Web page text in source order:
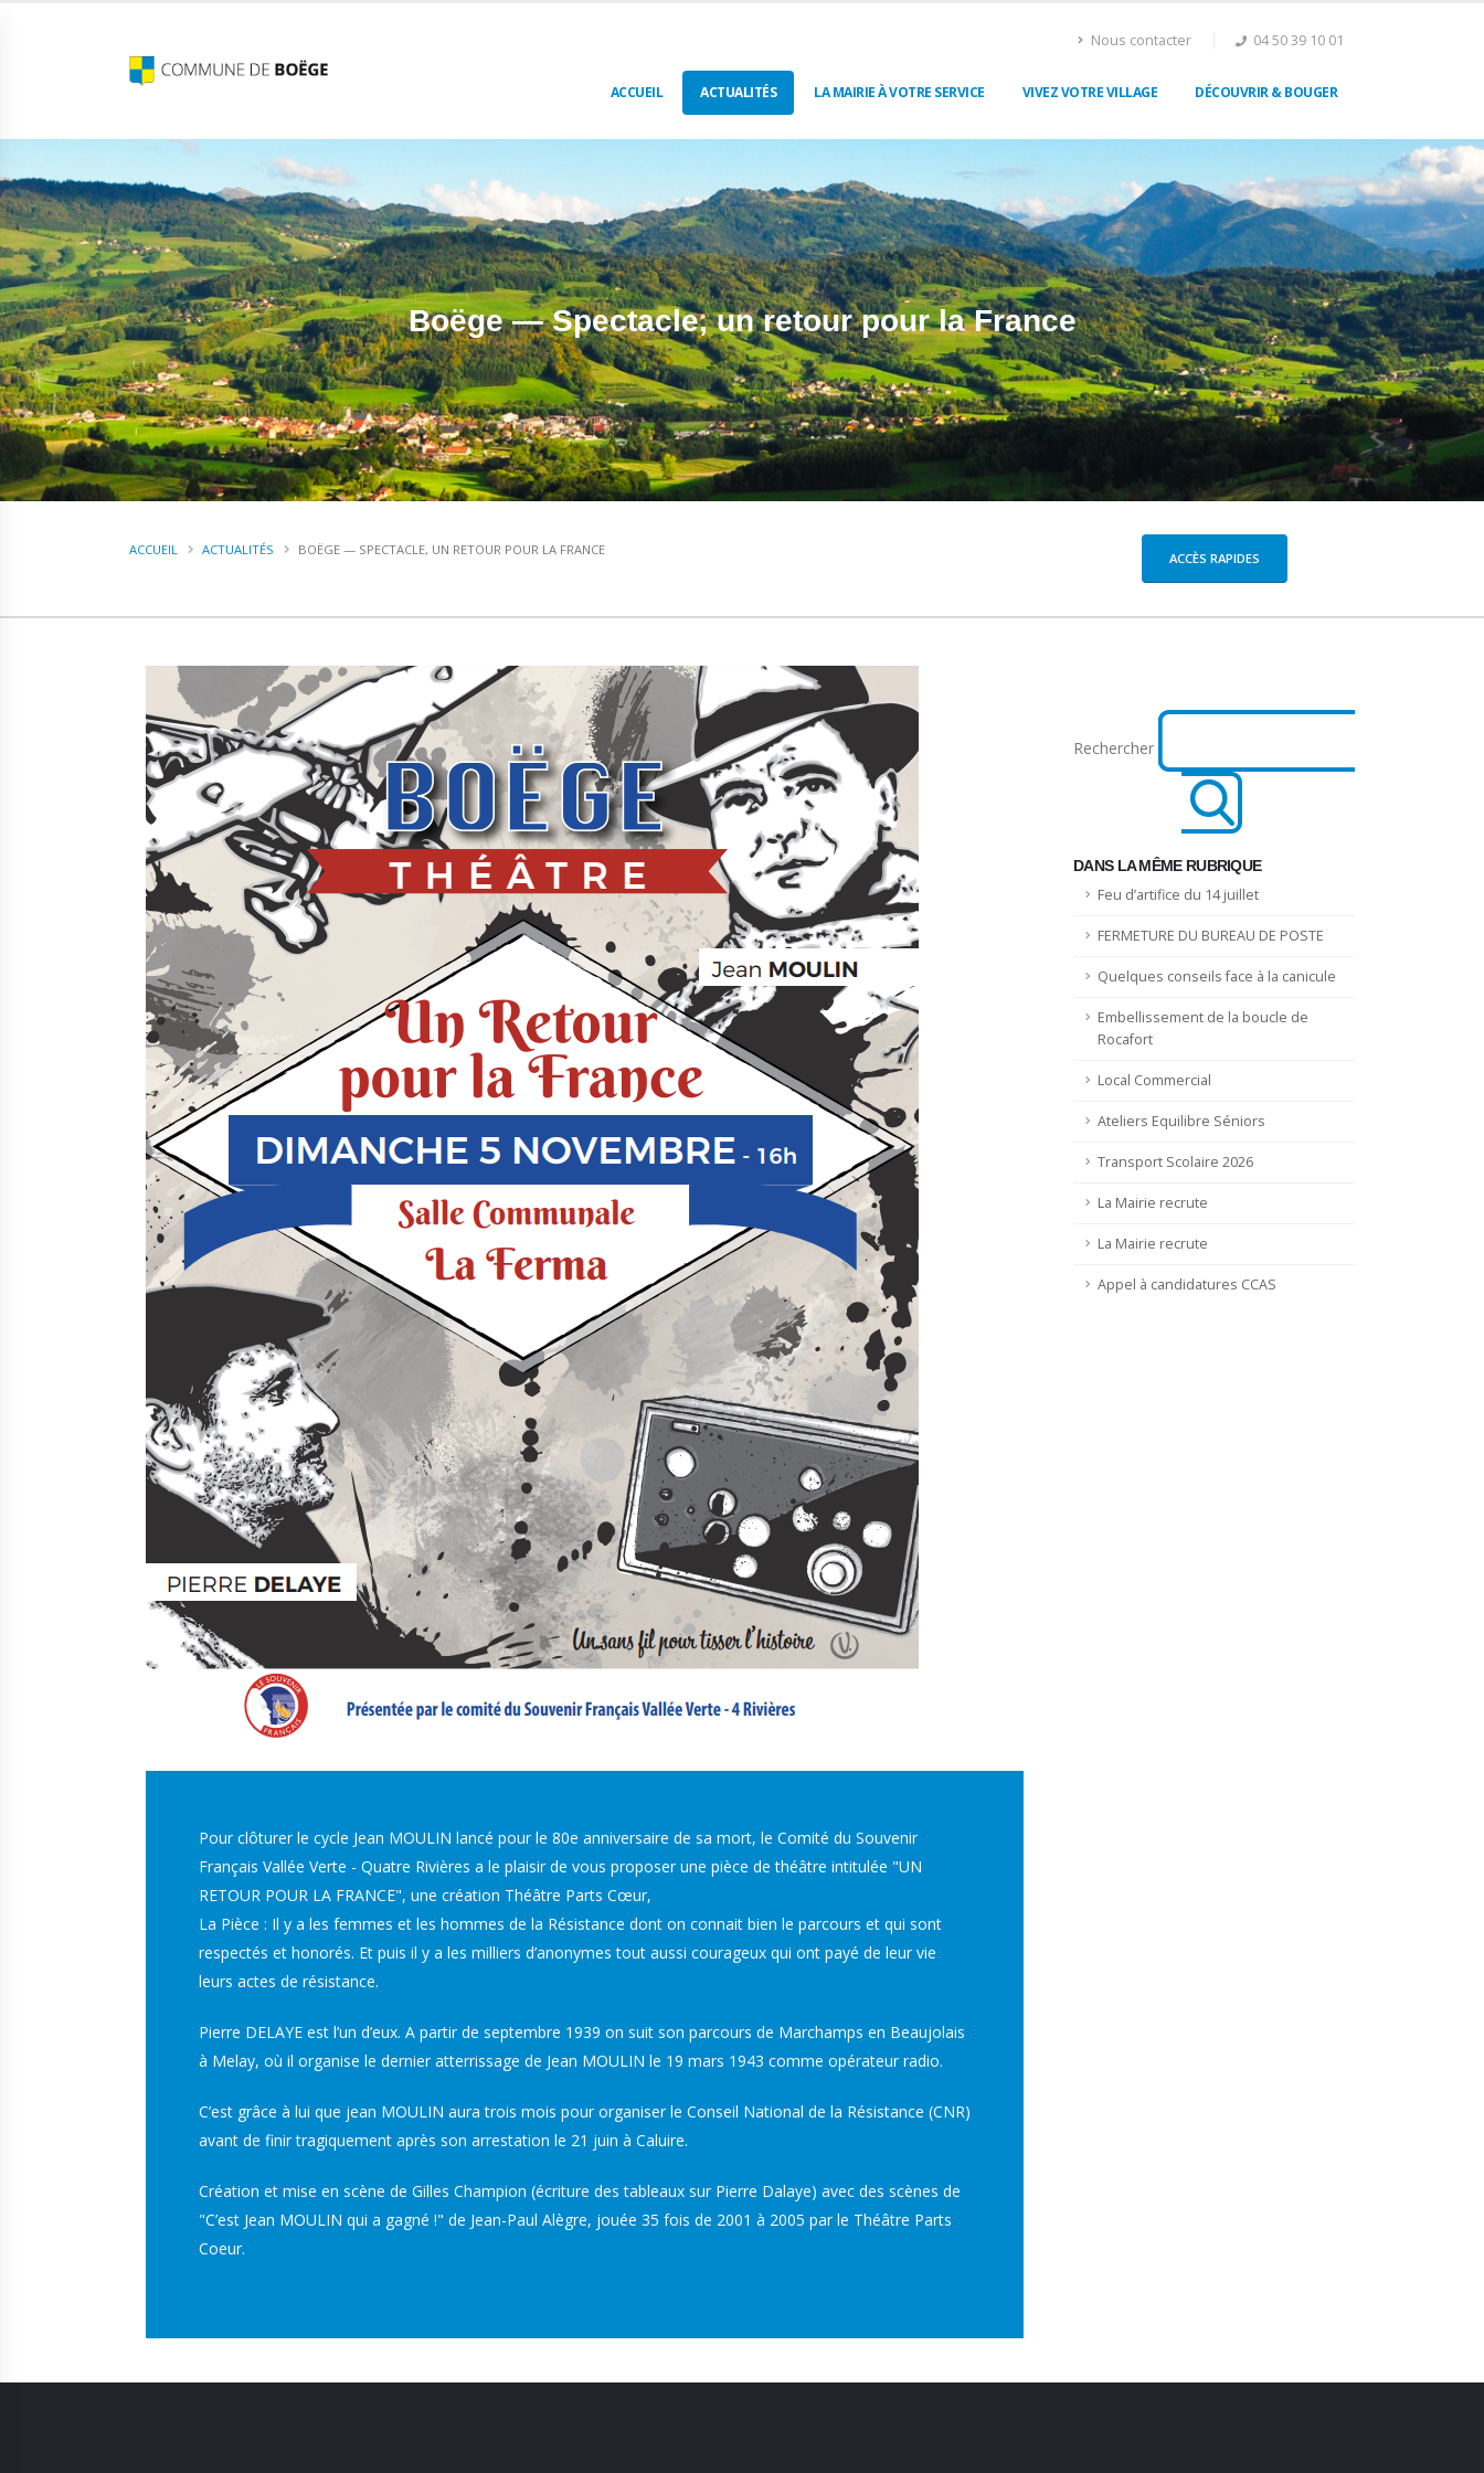
Nous contacter 04 50 39 10 01
ACCUEIL ACTUALITÉS LA MAIRIE À VOTRE SERVICE VIVEZ VOTRE VILLAGE DÉCOUVRIR & BOUGER
Boëge — Spectacle, un retour pour la France
ACCUEIL ACTUALITÉS BOËGE — SPECTACLE, UN RETOUR POUR LA FRANCE
ACCÈS RAPIDES
Pour clôturer le cycle Jean MOULIN lancé pour le 80e anniversaire de sa mort, le Comité du Souvenir
Français Vallée Verte - Quatre Rivières a le plaisir de vous proposer une pièce de théâtre intitulée "UN
RETOUR POUR LA FRANCE", une création Théâtre Parts Cœur,
La Pièce : Il y a les femmes et les hommes de la Résistance dont on connait bien le parcours et qui sont
respectés et honorés. Et puis il y a les milliers d’anonymes tout aussi courageux qui ont payé de leur vie
leurs actes de résistance.
Pierre DELAYE est l’un d’eux. A partir de septembre 1939 on suit son parcours de Marchamps en Beaujolais
à Melay, où il organise le dernier atterrissage de Jean MOULIN le 19 mars 1943 comme opérateur radio.
C’est grâce à lui que jean MOULIN aura trois mois pour organiser le Conseil National de la Résistance (CNR)
avant de finir tragiquement après son arrestation le 21 juin à Caluire.
Création et mise en scène de Gilles Champion (écriture des tableaux sur Pierre Dalaye) avec des scènes de
"C’est Jean MOULIN qui a gagné !" de Jean-Paul Alègre, jouée 35 fois de 2001 à 2005 par le Théâtre Parts
Coeur.
Rechercher
DANS LA MÊME RUBRIQUE
Feu d’artifice du 14 juillet
FERMETURE DU BUREAU DE POSTE
Quelques conseils face à la canicule
Embellissement de la boucle de
Rocafort
Local Commercial
Ateliers Equilibre Séniors
Transport Scolaire 2026
La Mairie recrute
La Mairie recrute
Appel à candidatures CCAS